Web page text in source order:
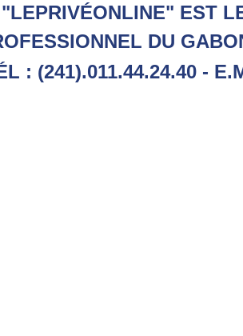
"LEPRIVÉONLINE" EST
DU
: (241).011.44.24.40 -